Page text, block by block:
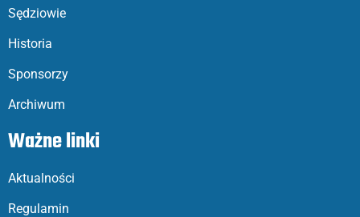
Sędziowie
Historia
Sponsorzy
Archiwum
Ważne linki
Aktualności
Regulamin